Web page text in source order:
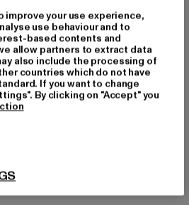
100% Polyester
GmbH |
7 | 64372 Ober-Ramstadt |
your use experience,
use behaviour and to
based contents and
allow partners to extract data
also include the processing of
countries which do not have
If you want to change
By clicking on "Accept" you